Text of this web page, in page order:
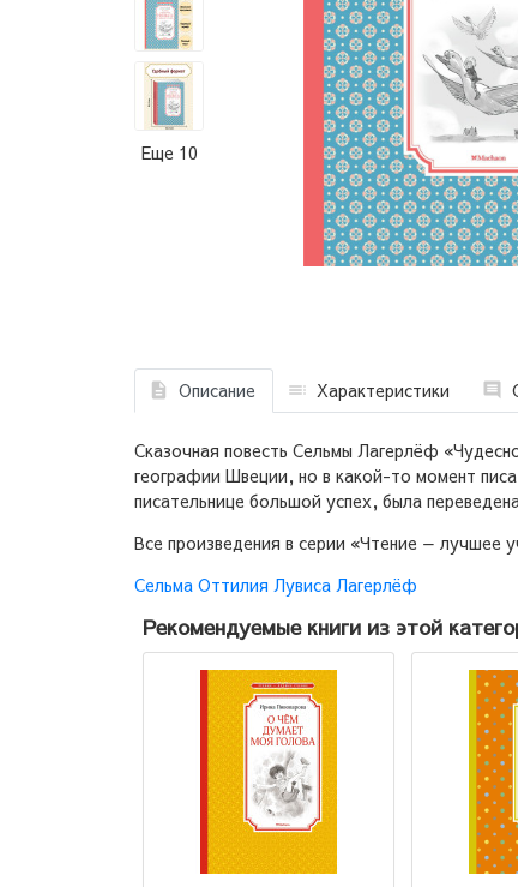
Еще 10
Описание Характеристики
Сказочная повесть Сельмы Лагерлёф
географии Швеции, но в какой-то момент
писательнице большой успех, была
Все произведения в серии «Чтение — лучшее
Сельма Оттилия Лувиса Лагерлёф
Рекомендуемые книги из этой